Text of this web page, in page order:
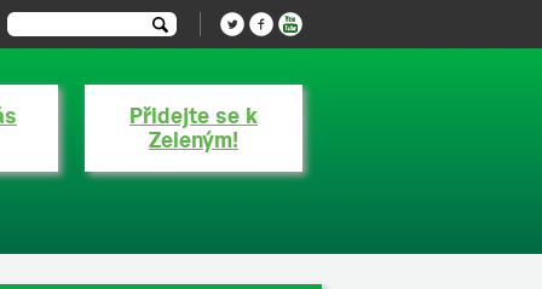
Přidejte se k
Zeleným!